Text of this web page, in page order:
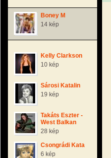
Boney M
14 kép
Kelly Clarkson
10 kép
Sárosi Katalin
19 kép
Takáts Eszter -
West Balkan
28 kép
Csongrádi Kata
6 kép